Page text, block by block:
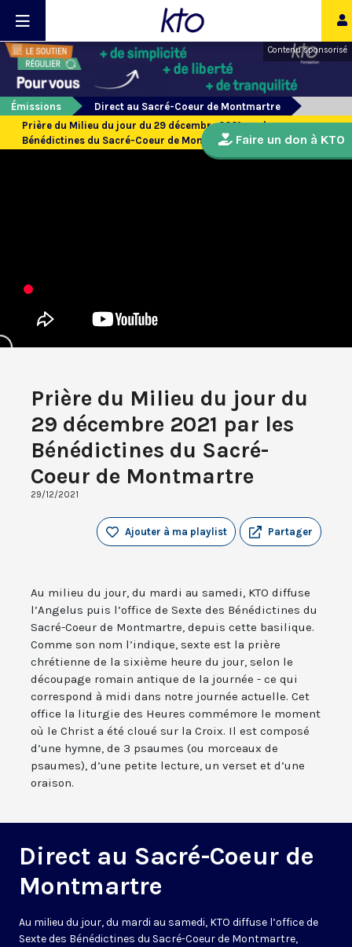
Contenu sponsorisé
Émissions
Direct au Sacré-Coeur de Montmartre
Prière du Milieu du jour du 29 décembre 2021 par les
Bénédictines du Sacré-Coeur de Montmartre
Prière du Milieu du jour du
29 décembre 2021 par les
Bénédictines du Sacré-
Coeur de Montmartre
29/12/2021
Partager
Ajouter à ma playlist
Au milieu du jour, du mardi au samedi, KTO diffuse
l’Angelus puis l’office de Sexte des Bénédictines du
Sacré-Coeur de Montmartre, depuis cette basilique.
Comme son nom l’indique, sexte est la prière
chrétienne de la sixième heure du jour, selon le
découpage romain antique de la journée - ce qui
correspond à midi dans notre journée actuelle. Cet
office la liturgie des Heures commémore le moment
où le Christ a été cloué sur la Croix. Il est composé
d’une hymne, de 3 psaumes (ou morceaux de
psaumes), d’une petite lecture, un verset et d’une
oraison.
Direct au Sacré-Coeur de
Montmartre
Au milieu du jour, du mardi au samedi, KTO diffuse l’office de
Sexte des Bénédictines du Sacré-Coeur de Montmartre,
Faire un don à KTO